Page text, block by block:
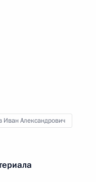
Иван Александрович